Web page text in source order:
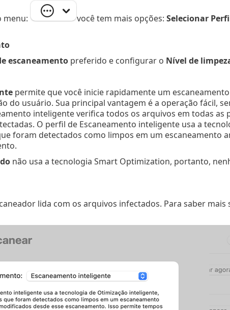
menu: você tem mais opções: Selecionar
escaneamentopreferido e configurar o Nível de
permite que você inicie rapidamente um
do usuário. Sua principal vantagem é a operação fácil,
inteligente verifica todos os arquivos em todas as
O perfil de Escaneamento inteligente usa a
foram detectados como limpos em um escaneamento
não usa a tecnologia Smart Optimization, portanto,
lida com os arquivos infectados. Para saber mais